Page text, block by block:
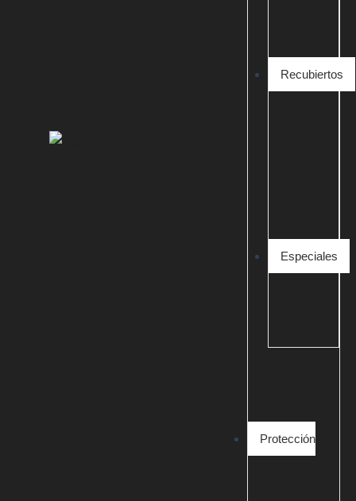
Recubiertos
Especiales
Protección